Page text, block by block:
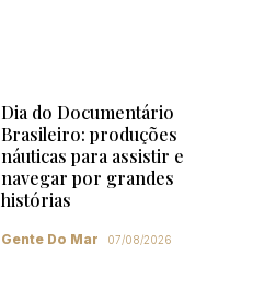
Dia do Documentário
Brasileiro: produções
náuticas para assistir e
navegar por grandes
histórias
Gente Do Mar 07/08/2026